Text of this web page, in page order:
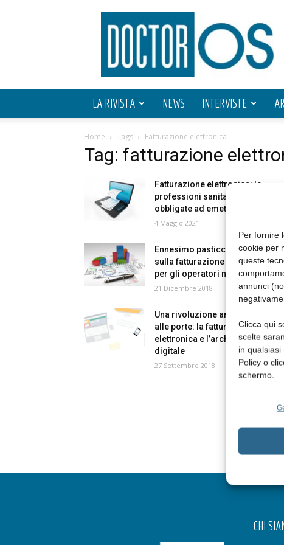
Per fornire
cookie per
queste
annunci
Clicca qui
scelte
in
Policy o
schermo.
Doctor
OS
LA RIVISTA NEWS INTERVISTE
Home Tags Fatturazione elettronica
Tag: fatturazione
Fatturazione elettronica: le
professioni sanitarie sono
obbligate ad emetterle?
4 Maggio 2021
Ennesimo pasticcio all’italiana
sulla fatturazione elettronica
per gli operatori nel mondo...
21 Dicembre 2018
Una rivoluzione amministrativa
alle porte: la fatturazione
elettronica e l’archiviazione
digitale
27 Settembre 2018
CHI